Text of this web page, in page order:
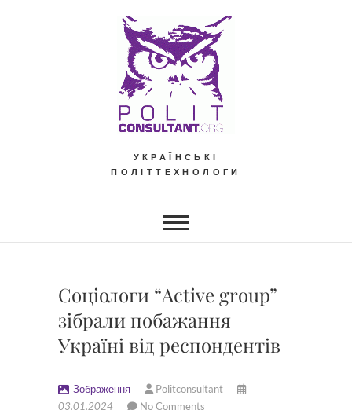
УКРАЇНСЬКІ
ПОЛІТТЕХНОЛОГИ
Соціологи “Active group”
зібрали побажання
Україні від респондентів
Зображення
Politconsultant
03.01.2024
No Comments